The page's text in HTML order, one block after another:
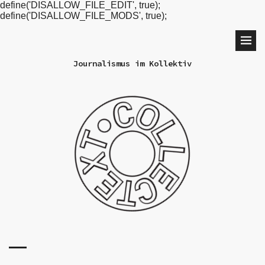
define('DISALLOW_FILE_EDIT', true);
define('DISALLOW_FILE_MODS', true);
Journalismus im Kollektiv